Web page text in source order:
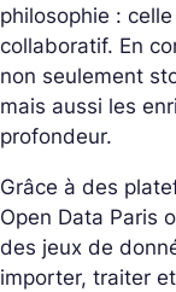
philosophie :
collaboratif. En
non seulement
mais aussi les
profondeur.
Grâce à des
Open Data Paris
des jeux de
importer, traiter